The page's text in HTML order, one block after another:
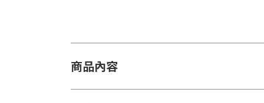
商品內容